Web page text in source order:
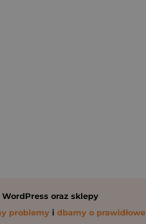
oraz sklepy
problemy idbamy o prawidłowe